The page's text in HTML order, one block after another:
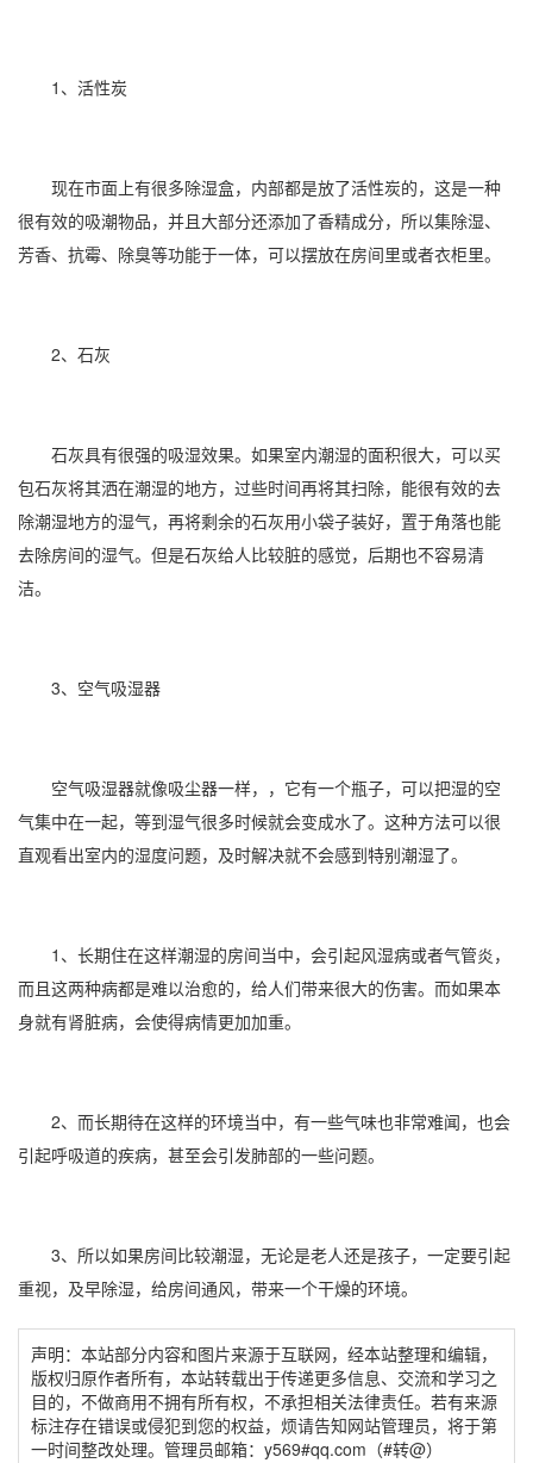
1、活性炭
现在市面上有很多除湿盒，内部都是放了活性炭的，这是一种
很有效的吸潮物品，并且大部分还添加了香精成分，所以集除湿、
芳香、抗霉、除臭等功能于一体，可以摆放在房间里或者衣柜里。
2、石灰
石灰具有很强的吸湿效果。如果室内潮湿的面积很大，可以买
包石灰将其洒在潮湿的地方，过些时间再将其扫除，能很有效的去
除潮湿地方的湿气，再将剩余的石灰用小袋子装好，置于角落也能
去除房间的湿气。但是石灰给人比较脏的感觉，后期也不容易清
洁。
3、空气吸湿器
空气吸湿器就像吸尘器一样，，它有一个瓶子，可以把湿的空
气集中在一起，等到湿气很多时候就会变成水了。这种方法可以很
直观看出室内的湿度问题，及时解决就不会感到特别潮湿了。
1、长期住在这样潮湿的房间当中，会引起风湿病或者气管炎，
而且这两种病都是难以治愈的，给人们带来很大的伤害。而如果本
身就有肾脏病，会使得病情更加加重。
2、而长期待在这样的环境当中，有一些气味也非常难闻，也会
引起呼吸道的疾病，甚至会引发肺部的一些问题。
3、所以如果房间比较潮湿，无论是老人还是孩子，一定要引起
重视，及早除湿，给房间通风，带来一个干燥的环境。
声明：本站部分内容和图片来源于互联网，经本站整理和编辑，
版权归原作者所有，本站转载出于传递更多信息、交流和学习之
目的，不做商用不拥有所有权，不承担相关法律责任。若有来源
标注存在错误或侵犯到您的权益，烦请告知网站管理员，将于第
一时间整改处理。管理员邮箱：y569#qq.com（#转@）